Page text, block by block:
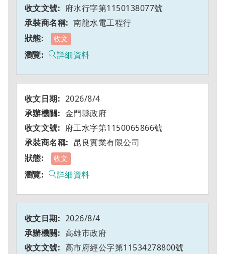
府水行字第1150138077號
南龍水電工程行
收文
詳細資料
2026/8/4
金門縣政府
府工水字第1150065866號
昆良實業有限公司
收文
詳細資料
2026/8/4
高雄市政府
高市府經公字第11534278800號